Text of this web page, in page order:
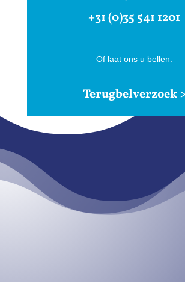
+31 (0)35 541 1201
Of laat ons u bellen:
Terugbelverzoek >